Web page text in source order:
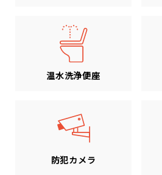
温水洗浄便座
防犯カメラ